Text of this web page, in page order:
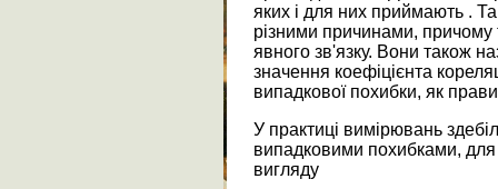
яких і для них приймають .
різними причинами,
явного зв'язку. Вони також
значення коефіцієнта
випадкової похибки, як
У практиці вимірювань
випадковими похибками,
вигляду